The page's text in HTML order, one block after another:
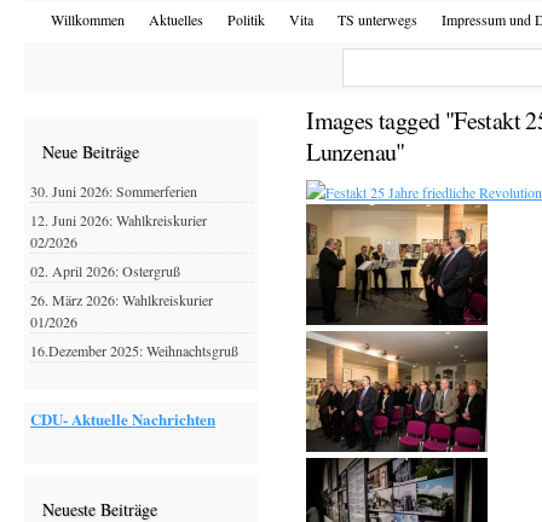
Willkommen Aktuelles Politik Vita TS unterwegs Impressum und
Images tagged "Festakt
Lunzenau"
Neue Beiträge
30. Juni 2026: Sommerferien
12. Juni 2026: Wahlkreiskurier
02/2026
02. April 2026: Ostergruß
26. März 2026: Wahlkreiskurier
01/2026
16.Dezember 2025: Weihnachtsgruß
CDU- Aktuelle Nachrichten
Neueste Beiträge